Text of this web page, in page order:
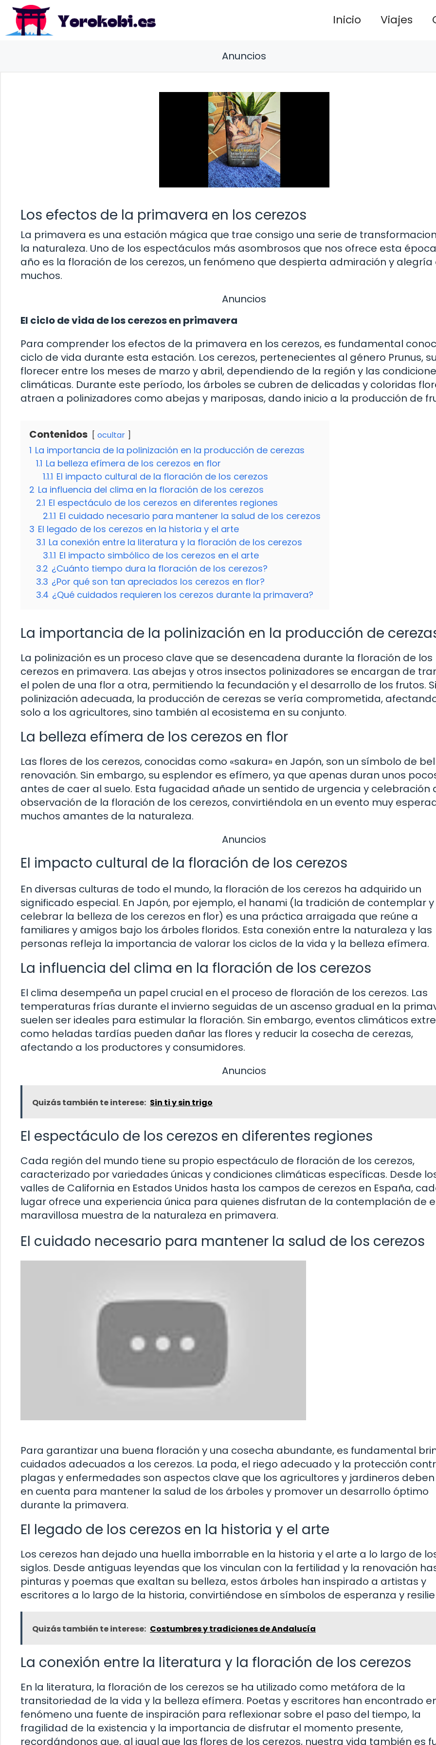
Saltar
contenido
Inicio Viajes
Anuncios
Los efectos de la primavera en los cerezos
La primavera es una estación mágica que trae consigo una serie de
la naturaleza. Uno de los espectáculos más asombrosos que nos ofrece esta
año es la floración de los cerezos, un fenómeno que despierta admiración y alegría
muchos.
Anuncios
El ciclo de vida de los cerezos en primavera
Para comprender los efectos de la primavera en los cerezos, es fundamental
ciclo de vida durante esta estación. Los cerezos, pertenecientes al género Prunus,
florecer entre los meses de marzo y abril, dependiendo de la región y las
climáticas. Durante este período, los árboles se cubren de delicadas y coloridas
atraen a polinizadores como abejas y mariposas, dando inicio a la producción de
Contenidos ocultar
1 La importancia de la polinización en la producción de cerezas
1.1 La belleza efímera de los cerezos en flor
1.1.1 El impacto cultural de la floración de los cerezos
2 La influencia del clima en la floración de los cerezos
2.1 El espectáculo de los cerezos en diferentes regiones
2.1.1 El cuidado necesario para mantener la salud de los cerezos
3 El legado de los cerezos en la historia y el arte
3.1 La conexión entre la literatura y la floración de los cerezos
3.1.1 El impacto simbólico de los cerezos en el arte
3.2 ¿Cuánto tiempo dura la floración de los cerezos?
3.3 ¿Por qué son tan apreciados los cerezos en flor?
3.4 ¿Qué cuidados requieren los cerezos durante la primavera?
La importancia de la polinización en la producción de
La polinización es un proceso clave que se desencadena durante la floración de los
cerezos en primavera. Las abejas y otros insectos polinizadores se encargan de
el polen de una flor a otra, permitiendo la fecundación y el desarrollo de los frutos.
polinización adecuada, la producción de cerezas se vería comprometida,
solo a los agricultores, sino también al ecosistema en su conjunto.
La belleza efímera de los cerezos en flor
Las flores de los cerezos, conocidas como «sakura» en Japón, son un símbolo de
renovación. Sin embargo, su esplendor es efímero, ya que apenas duran unos
antes de caer al suelo. Esta fugacidad añade un sentido de urgencia y celebración
observación de la floración de los cerezos, convirtiéndola en un evento muy
muchos amantes de la naturaleza.
Anuncios
El impacto cultural de la floración de los cerezos
En diversas culturas de todo el mundo, la floración de los cerezos ha adquirido un
significado especial. En Japón, por ejemplo, el hanami (la tradición de contemplar y
celebrar la belleza de los cerezos en flor) es una práctica arraigada que reúne a
familiares y amigos bajo los árboles floridos. Esta conexión entre la naturaleza y las
personas refleja la importancia de valorar los ciclos de la vida y la belleza efímera.
La influencia del clima en la floración de los cerezos
El clima desempeña un papel crucial en el proceso de floración de los cerezos. Las
temperaturas frías durante el invierno seguidas de un ascenso gradual en la
suelen ser ideales para estimular la floración. Sin embargo, eventos climáticos
como heladas tardías pueden dañar las flores y reducir la cosecha de cerezas,
afectando a los productores y consumidores.
Anuncios
Quizás también te interese: Sin ti y sin trigo
El espectáculo de los cerezos en diferentes regiones
Cada región del mundo tiene su propio espectáculo de floración de los cerezos,
caracterizado por variedades únicas y condiciones climáticas específicas. Desde
valles de California en Estados Unidos hasta los campos de cerezos en España,
lugar ofrece una experiencia única para quienes disfrutan de la contemplación de
maravillosa muestra de la naturaleza en primavera.
El cuidado necesario para mantener la salud de los cerezos
Para garantizar una buena floración y una cosecha abundante, es fundamental
cuidados adecuados a los cerezos. La poda, el riego adecuado y la protección
plagas y enfermedades son aspectos clave que los agricultores y jardineros
en cuenta para mantener la salud de los árboles y promover un desarrollo óptimo
durante la primavera.
El legado de los cerezos en la historia y el arte
Los cerezos han dejado una huella imborrable en la historia y el arte a lo largo de
siglos. Desde antiguas leyendas que los vinculan con la fertilidad y la renovación
pinturas y poemas que exaltan su belleza, estos árboles han inspirado a artistas y
escritores a lo largo de la historia, convirtiéndose en símbolos de esperanza y
Quizás también te interese: Costumbres y tradiciones de Andalucía
La conexión entre la literatura y la floración de los cerezos
En la literatura, la floración de los cerezos se ha utilizado como metáfora de la
transitoriedad de la vida y la belleza efímera. Poetas y escritores han encontrado
fenómeno una fuente de inspiración para reflexionar sobre el paso del tiempo, la
fragilidad de la existencia y la importancia de disfrutar el momento presente,
recordándonos que, al igual que las flores de los cerezos, nuestra vida también es